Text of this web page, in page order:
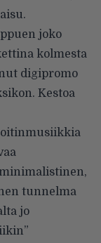
joko
kolmesta
digipromo
Kestoa
tunnelma
jo